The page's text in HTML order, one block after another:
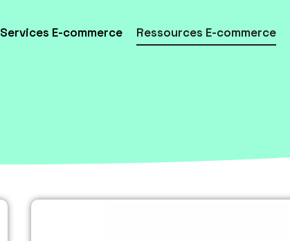
Services E-commerce Ressources E-commerce